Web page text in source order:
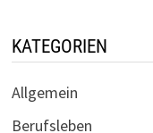
KATEGORIEN
Allgemein
Berufsleben